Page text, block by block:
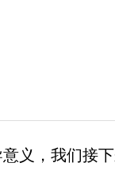
义，我们接